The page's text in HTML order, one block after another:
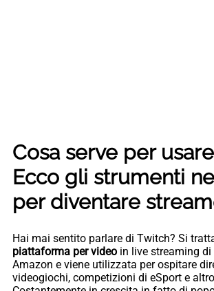
Cosa serve per
Ecco gli strumenti
per diventare
Hai mai sentito parlare di Twitch? Si
piattaforma per video in live streaming
Amazon e viene utilizzata per ospitare
videogiochi, competizioni di eSport e